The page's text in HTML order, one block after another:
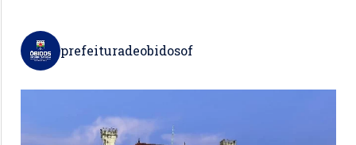
prefeituradeobidosof